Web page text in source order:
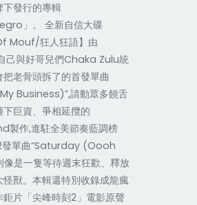
下發行的專輯
」。 全新自信大碟
Mouf/狂人狂語】由
己與好哥兒們Chaka Zulu統
老骨頭拆了的首發單曲
Business)”,請動眾多饒舌
巨資、爭相延攬的
作,進駐全美節奏藍調榜
發單曲“Saturday (Oooh
是一隻等待週末狂歡、釋放
怪獸。本輯還特別收錄成龍瘋
鉅片「尖峰時刻2」電影原聲